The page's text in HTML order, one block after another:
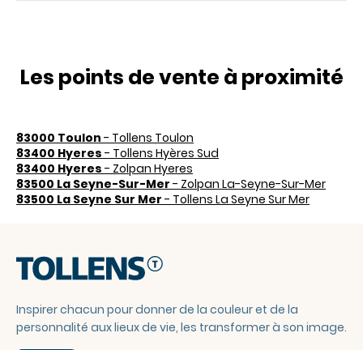
Les points de vente à proximité
83000 Toulon - Tollens Toulon
83400 Hyeres - Tollens Hyères Sud
83400 Hyeres - Zolpan Hyeres
83500 La Seyne-Sur-Mer - Zolpan La-Seyne-Sur-Mer
83500 La Seyne Sur Mer - Tollens La Seyne Sur Mer
Inspirer chacun pour donner de la couleur et de la
personnalité aux lieux de vie, les transformer à son image.